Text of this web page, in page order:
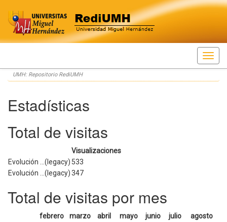
Skip
navigation
UMH: Repositorio RediUMH
Estadísticas
Total de visitas
Visualizaciones
Evolución ...(legacy) 533
Evolución ...(legacy)347
Total de visitas por mes
febrero
marzo
abril
mayo
junio
julio
agosto